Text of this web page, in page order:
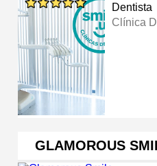
Dentista
Clínica
GLAMOROUS